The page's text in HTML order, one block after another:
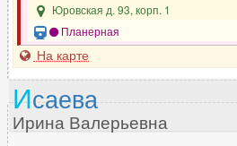
Юровская д. 93, корп. 1
Планерная
На карте
Исаева
Ирина Валерьевна